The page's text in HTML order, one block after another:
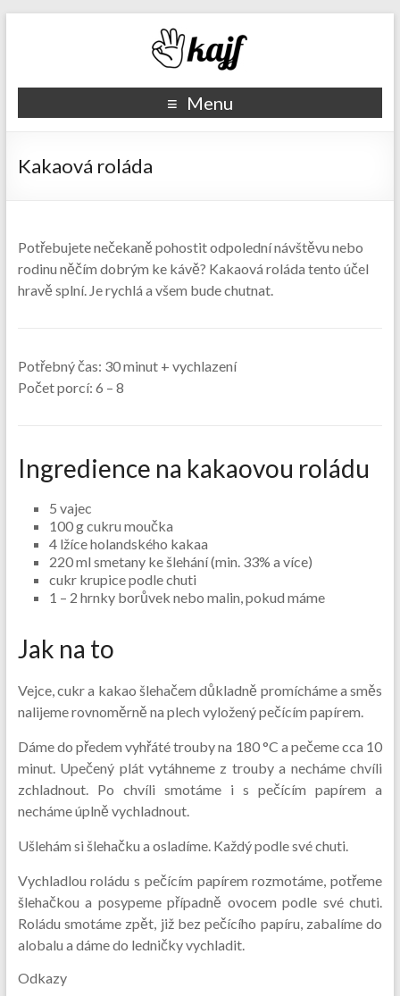
Recepty kajf.cz
Menu
Kakaová roláda
Potřebujete nečekaně pohostit odpolední návštěvu nebo
rodinu něčím dobrým ke kávě? Kakaová roláda tento účel
hravě splní. Je rychlá a všem bude chutnat.
Potřebný čas: 30 minut + vychlazení
Počet porcí: 6 – 8
Ingredience na kakaovou roládu
5 vajec
100 g cukru moučka
4 lžíce holandského kakaa
220 ml smetany ke šlehání (min. 33% a více)
cukr krupice podle chuti
1 – 2 hrnky borůvek nebo malin, pokud máme
Jak na to
Vejce, cukr a kakao šlehačem důkladně promícháme a směs
nalijeme rovnoměrně na plech vyložený pečícím papírem.
Dáme do předem vyhřáté trouby na 180 °C a pečeme cca 10
minut. Upečený plát vytáhneme z trouby a necháme chvíli
zchladnout. Po chvíli smotáme i s pečícím papírem a
necháme úplně vychladnout.
Ušlehám si šlehačku a osladíme. Každý podle své chuti.
Vychladlou roládu s pečícím papírem rozmotáme, potřeme
šlehačkou a posypeme případně ovocem podle své chuti.
Roládu smotáme zpět, již bez pečícího papíru, zabalíme do
alobalu a dáme do ledničky vychladit.
Odkazy